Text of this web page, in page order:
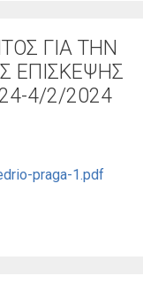
ΓΙΑ ΤΗΝ
ΕΠΙΣΚΕΨΗΣ
4/2/2024
praga-1.pdf